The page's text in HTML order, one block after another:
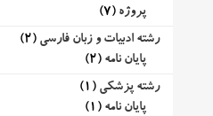
پروژه (7)
رشته ادبیات و زبان فارسی (2)
پایان نامه (2)
رشته پزشکی (1)
پایان نامه (1)